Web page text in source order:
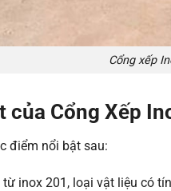
Cổng xếp
Cổng Xếp
điểm nổi bật sau:
inox 201, loại vật liệu có